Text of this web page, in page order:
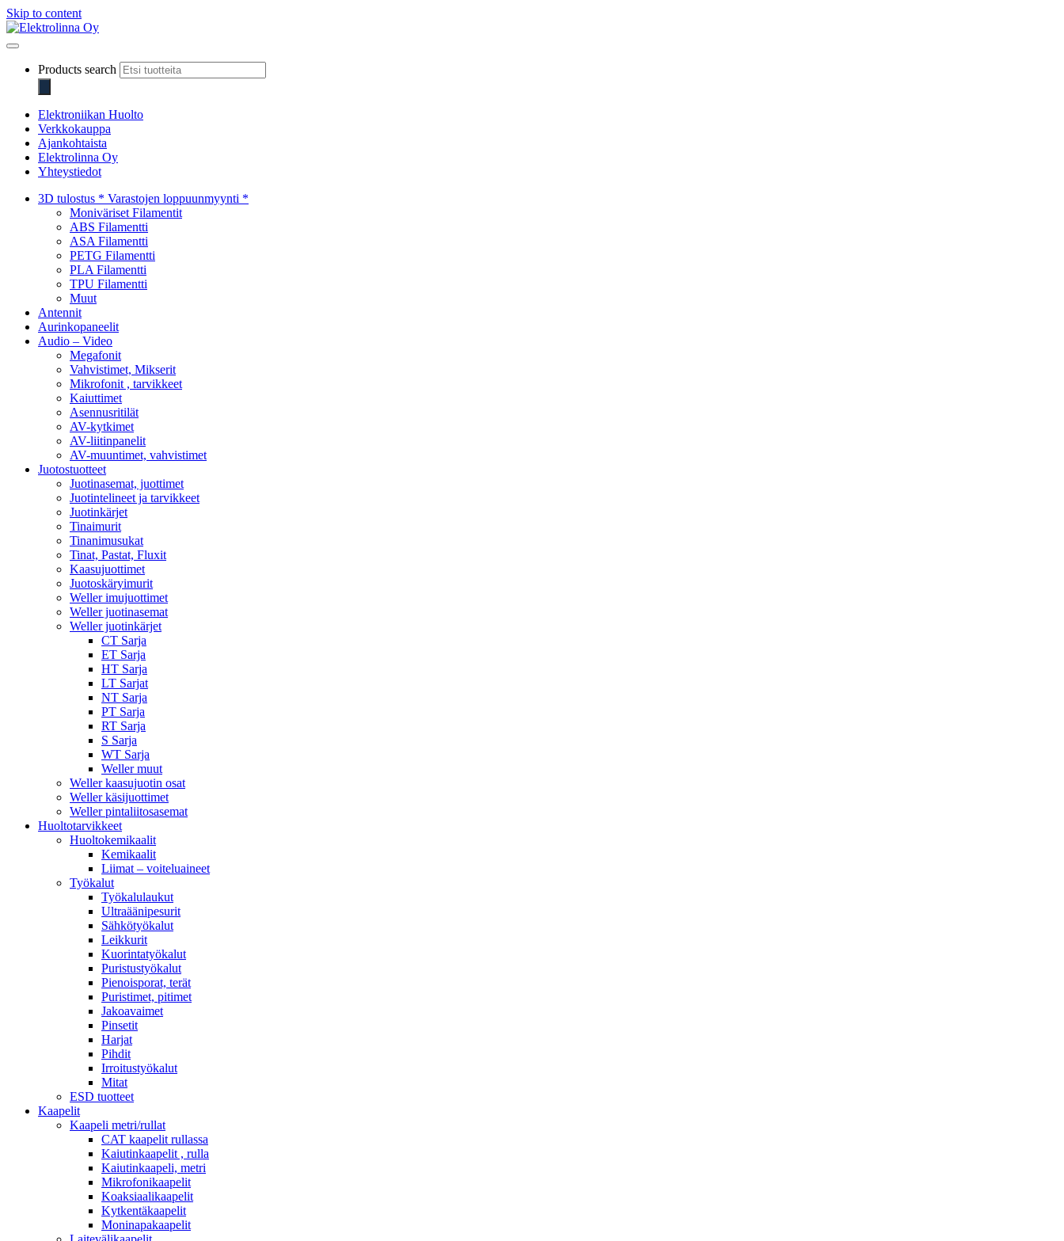
Skip to content
Products search
Elektroniikan Huolto
Verkkokauppa
Ajankohtaista
Elektrolinna Oy
Yhteystiedot
3D tulostus * Varastojen loppuunmyynti *
Moniväriset Filamentit
ABS Filamentti
ASA Filamentti
PETG Filamentti
PLA Filamentti
TPU Filamentti
Muut
Antennit
Aurinkopaneelit
Audio – Video
Megafonit
Vahvistimet, Mikserit
Mikrofonit , tarvikkeet
Kaiuttimet
Asennusritilät
AV-kytkimet
AV-liitinpanelit
AV-muuntimet, vahvistimet
Juotostuotteet
Juotinasemat, juottimet
Juotintelineet ja tarvikkeet
Juotinkärjet
Tinaimurit
Tinanimusukat
Tinat, Pastat, Fluxit
Kaasujuottimet
Juotoskäryimurit
Weller imujuottimet
Weller juotinasemat
Weller juotinkärjet
CT Sarja
ET Sarja
HT Sarja
LT Sarjat
NT Sarja
PT Sarja
RT Sarja
S Sarja
WT Sarja
Weller muut
Weller kaasujuotin osat
Weller käsijuottimet
Weller pintaliitosasemat
Huoltotarvikkeet
Huoltokemikaalit
Kemikaalit
Liimat – voiteluaineet
Työkalut
Työkalulaukut
Ultraäänipesurit
Sähkötyökalut
Leikkurit
Kuorintatyökalut
Puristustyökalut
Pienoisporat, terät
Puristimet, pitimet
Jakoavaimet
Pinsetit
Harjat
Pihdit
Irroitustyökalut
Mitat
ESD tuotteet
Kaapelit
Kaapeli metri/rullat
CAT kaapelit rullassa
Kaiutinkaapelit , rulla
Kaiutinkaapeli, metri
Mikrofonikaapelit
Koaksiaalikaapelit
Kytkentäkaapelit
Moninapakaapelit